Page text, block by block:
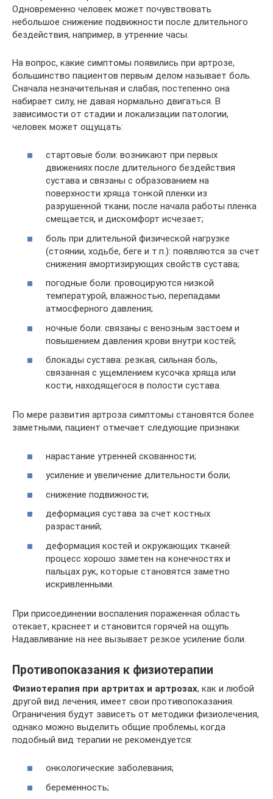
Одновременно человек может почувствовать
небольшое снижение подвижности после длительного
бездействия, например, в утренние часы.
На вопрос, какие симптомы появились при артрозе,
большинство пациентов первым делом называет боль.
Сначала незначительная и слабая, постепенно она
набирает силу, не давая нормально двигаться. В
зависимости от стадии и локализации патологии,
человек может ощущать:
стартовые боли: возникают при первых
движениях после длительного бездействия
сустава и связаны с образованием на
поверхности хряща тонкой пленки из
разрушенной ткани; после начала работы пленка
смещается, и дискомфорт исчезает;
боль при длительной физической нагрузке
(стоянии, ходьбе, беге и т.п.): появляются за счет
снижения амортизирующих свойств сустава;
погодные боли: провоцируются низкой
температурой, влажностью, перепадами
атмосферного давления;
ночные боли: связаны с венозным застоем и
повышением давления крови внутри костей;
блокады сустава: резкая, сильная боль,
связанная с ущемлением кусочка хряща или
кости, находящегося в полости сустава.
По мере развития артроза симптомы становятся более
заметными, пациент отмечает следующие признаки:
нарастание утренней скованности;
усиление и увеличение длительности боли;
снижение подвижности;
деформация сустава за счет костных
разрастаний;
деформация костей и окружающих тканей:
процесс хорошо заметен на конечностях и
пальцах рук, которые становятся заметно
искривленными.
При присоединении воспаления пораженная область
отекает, краснеет и становится горячей на ощупь.
Надавливание на нее вызывает резкое усиление боли.
Противопоказания к физиотерапии
Физиотерапия при артритах и артрозах, как и любой
другой вид лечения, имеет свои противопоказания.
Ограничения будут зависеть от методики физиолечения,
однако можно выделить общие проблемы, когда
подобный вид терапии не рекомендуется:
онкологические заболевания;
беременность;